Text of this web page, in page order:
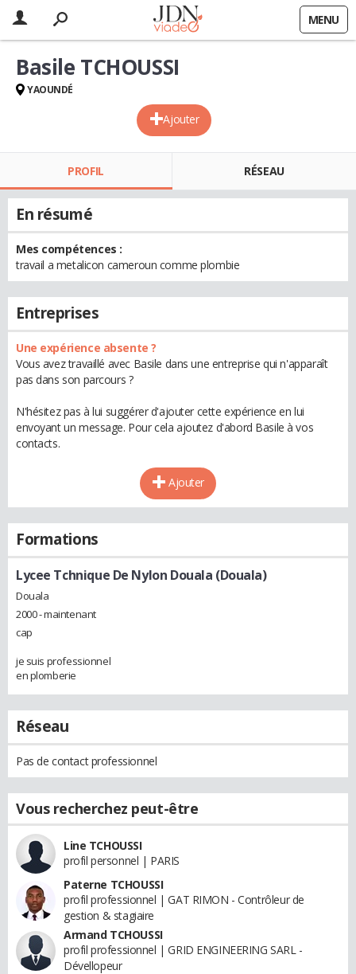
MENU
Ajouter
Basile TCHOUSSI
YAOUNDÉ
PROFIL RÉSEAU
En résumé
Mes compétences :
travail a metalicon cameroun comme plombie
Entreprises
Une expérience absente ?
Vous avez travaillé avec Basile dans une entreprise qui n'apparaît
pas dans son parcours ?
N'hésitez pas à lui suggérer d'ajouter cette expérience en lui
envoyant un message. Pour cela ajoutez d'abord Basile à vos
contacts.
Ajouter
Formations
Lycee Tchnique De Nylon Douala (Douala)
Douala
2000 - maintenant
cap
je suis professionnel
en plomberie
Réseau
Pas de contact professionnel
Vous recherchez peut-être
Line TCHOUSSI
profil personnel | PARIS
Paterne TCHOUSSI
profil professionnel | GAT RIMON - Contrôleur de
gestion & stagiaire
Armand TCHOUSSI
profil professionnel | GRID ENGINEERING SARL -
Dévellopeur